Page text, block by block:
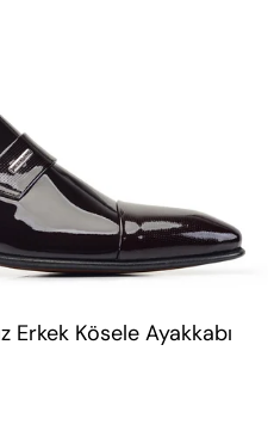
Erkek Kösele Ayakkabı